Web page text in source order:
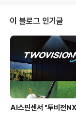
풀림을 잘 조절할 수 있어
의 기본은 백스윙시 하체를
백스윙을 해서 최대한의 꼬
이 아닌 상체 몸통이 돌아
다. 코일링이 만들어지고
전 에너지와 스피드가 커지
이 블로그 인기글
AI스핀센서 "투비전